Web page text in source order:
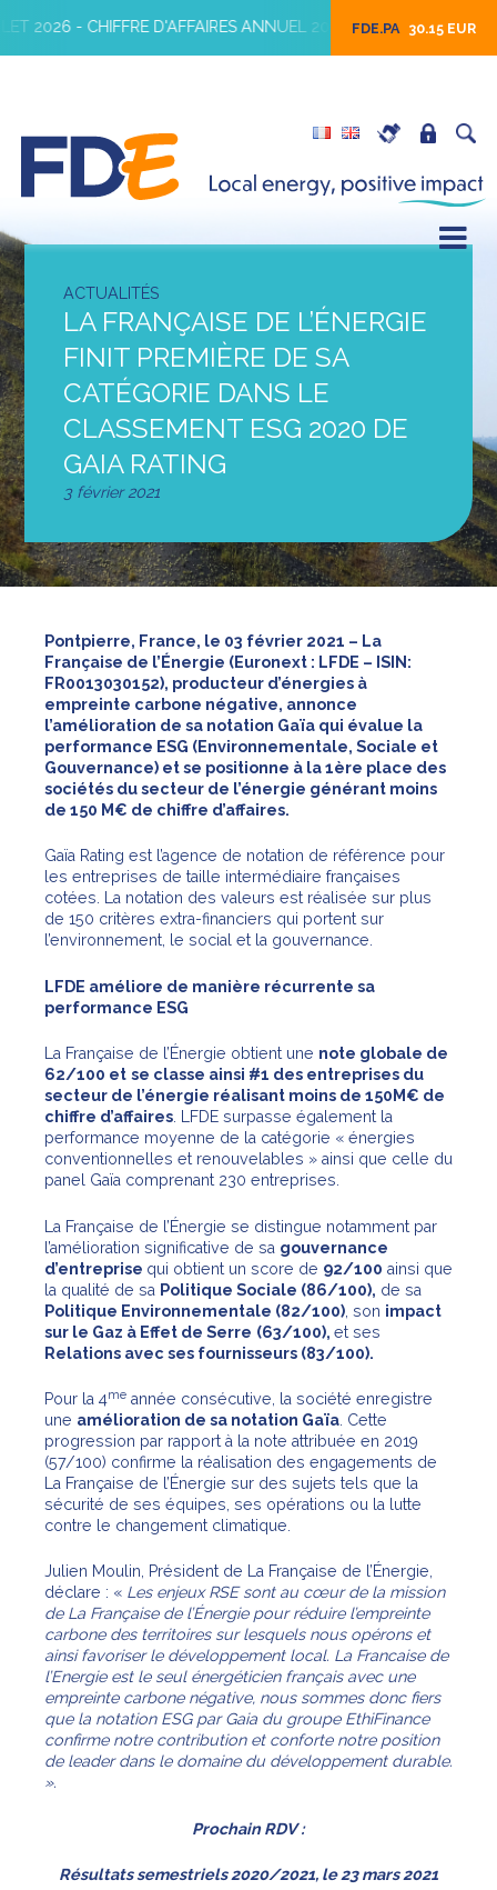
2026 - CHIFFRE D'AFFAIRES ANNUEL 2026 16 JUILLET 2026
FDE.PA 30.15 EUR
ACTUALITÉS
LA FRANÇAISE DE L’ÉNERGIE
FINIT PREMIÈRE DE SA
CATÉGORIE DANS LE
CLASSEMENT ESG 2020 DE
GAIA RATING
3 février 2021
Pontpierre, France, le 03 février 2021 – La
Française de l’Énergie (Euronext : LFDE – ISIN:
FR0013030152), producteur d’énergies à
empreinte carbone négative, annonce
l’amélioration de sa notation Gaïa qui évalue la
performance ESG (Environnementale, Sociale et
Gouvernance) et se positionne à la 1ère place des
sociétés du secteur de l’énergie générant moins
de 150 M€ de chiffre d’affaires.
Gaïa Rating est l’agence de notation de référence pour
les entreprises de taille intermédiaire françaises
cotées. La notation des valeurs est réalisée sur plus
de 150 critères extra-financiers qui portent sur
l’environnement, le social et la gouvernance.
LFDE améliore de manière récurrente sa
performance ESG
La Française de l’Énergie obtient une note globale de
62/100 et se classe ainsi #1 des entreprises du
secteur de l’énergie réalisant moins de 150M€ de
chiffre d’affaires . LFDE surpasse également la
performance moyenne de la catégorie « énergies
conventionnelles et renouvelables » ainsi que celle du
panel Gaïa comprenant 230 entreprises.
La Française de l’Énergie se distingue notamment par
l’amélioration significative de sa gouvernance
d’entreprise qui obtient un score de 92/100 ainsi que
la qualité de sa Politique Sociale (86/100), de sa
Politique Environnementale (82/100) , son impact
sur le Gaz à Effet de Serre (63/100), et ses
Relations avec ses fournisseurs (83/100).
Pour la 4me année consécutive, la société enregistre
une amélioration de sa notation Gaïa . Cette
progression par rapport à la note attribuée en 2019
(57/100) confirme la réalisation des engagements de
La Française de l’Énergie sur des sujets tels que la
sécurité de ses équipes, ses opérations ou la lutte
contre le changement climatique.
Julien Moulin, Président de La Française de l’Énergie,
déclare : « Les enjeux RSE sont au cœur de la mission
de La Française de l’Énergie pour réduire l’empreinte
carbone des territoires sur lesquels nous opérons et
ainsi favoriser le développement local. La Francaise de
l’Energie est le seul énergéticien français avec une
empreinte carbone négative, nous sommes donc fiers
que la notation ESG par Gaia du groupe EthiFinance
confirme notre contribution et conforte notre position
de leader dans le domaine du développement durable.
».
Prochain RDV :
Résultats semestriels 2020/2021, le 23 mars 2021